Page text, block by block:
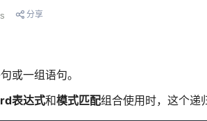
分享
或一组语句。
表达式和模式匹配组合使用时，这个递